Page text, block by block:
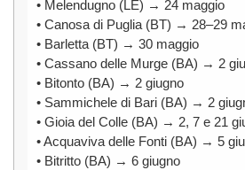
• Melendugno (LE) → 24 maggio
• Canosa di Puglia (BT) → 28–29
• Barletta (BT) → 30 maggio
• Cassano delle Murge (BA) → 2
• Bitonto (BA) → 2 giugno
• Sammichele di Bari (BA) → 2
• Gioia del Colle (BA) → 2, 7 e 21
• Acquaviva delle Fonti (BA) → 5
• Bitritto (BA) → 6 giugno